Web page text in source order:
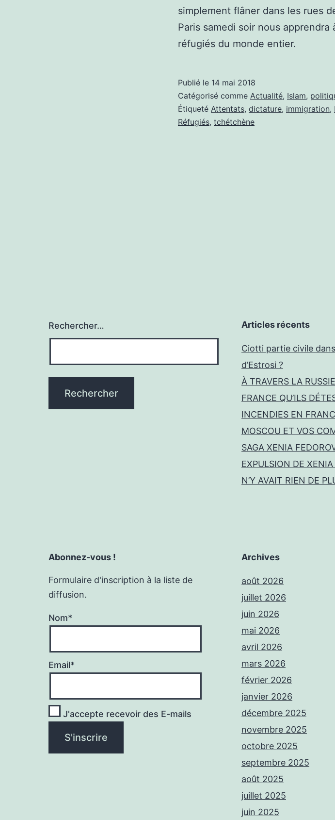
simplement flâner dans les rues
Paris samedi soir nous
réfugiés du monde entier.
Publié le 14 mai 2018
Catégorisé comme Actualité, Islam,
Étiqueté Attentats, dictature, immigration,
Réfugiés, tchétchène
Rechercher… Articles récents
Ciotti partie civile
d’Estrosi ?
À TRAVERS LA
FRANCE QU’ILS
INCENDIES EN
MOSCOU ET VOS
SAGA XENIA
EXPULSION DE
N’Y AVAIT RIEN DE
Abonnez-vous !
Formulaire d'inscription à la liste de
diffusion.
Nom*
Email*
J'accepte recevoir des E-mails
Archives
août 2026
juillet 2026
juin 2026
mai 2026
avril 2026
mars 2026
février 2026
janvier 2026
décembre 2025
novembre 2025
octobre 2025
septembre 2025
août 2025
juillet 2025
juin 2025